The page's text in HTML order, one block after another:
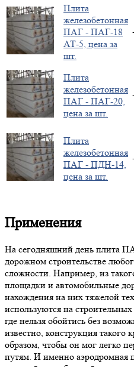
Плита
железобетонная
ПАГ - ПАГ-18
АТ-5, цена за
шт.
Плита
железобетонная
ПАГ - ПАГ-20,
цена за шт.
Плита
железобетонная
ПАГ - ПДН-14,
цена за шт.
Применения
На сегодняшний день плита
дорожном строительстве
сложности. Например, из
площадки и автомобильные
нахождения на них тяжелой
используются на
где нельзя обойтись без
известно, конструкция такого
образом, чтобы он мог легко
путям. И именно аэродромная